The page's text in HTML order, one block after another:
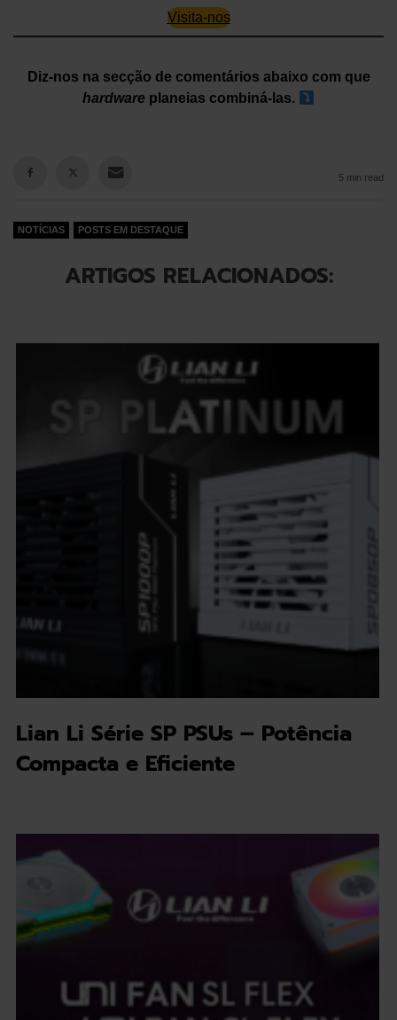
Visita-nos
Diz-nos na secção de comentários abaixo com que
hardwareplaneias combiná-las.
5 min read
NOTÍCIAS POSTS EM DESTAQUE
ARTIGOS RELACIONADOS:
Lian Li Série SP PSUs – Potência
Compacta e Eficiente